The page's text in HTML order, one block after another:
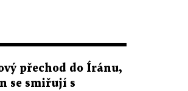
přechod do Íránu,
se smiřují s